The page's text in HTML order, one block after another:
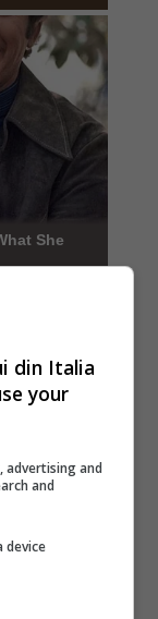
din Italia
your
advertising and
and
device